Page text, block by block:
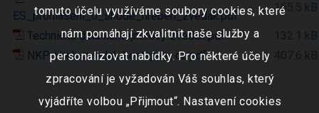
ES_prohlaseni_o_shode_hreben_zvedak.pdf
165.5 kB
Technická data kontejnerový zvedák.pdf
132.1 kB
NKP-Hreb-zvedak-kontejner_cz.pdf
407.6 kB
tomuto účelu využíváme soubory cookies, které
nám pomáhají zkvalitnit naše služby a
personalizovat nabídky. Pro některé účely
zpracování je vyžadován Váš souhlas, který
vyjádříte volbou „Přijmout“. Nastavení cookies